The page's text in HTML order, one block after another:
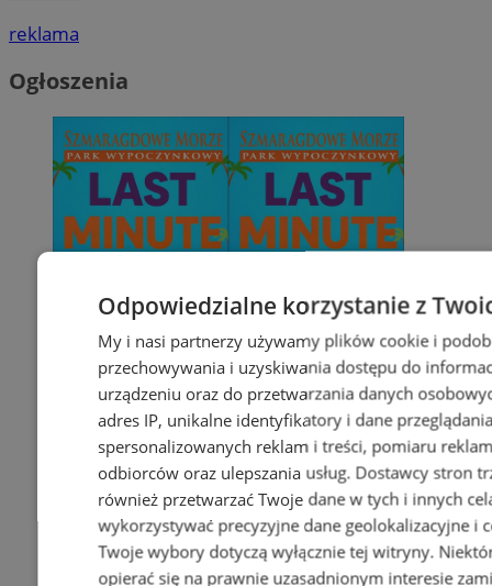
reklama
Ogłoszenia
Odpowiedzialne korzystanie z
My i nasi partnerzy używamy plików cookie i
przechowywania i uzyskiwania dostępu do
urządzeniu oraz do przetwarzania danych
adres IP, unikalne identyfikatory i dane
spersonalizowanych reklam i treści, pomiaru
odbiorców oraz ulepszania usług. Dostawcy stron
również przetwarzać Twoje dane w tych i innych
wykorzystywać precyzyjne dane geolokalizacyjne i
Twoje wybory dotyczą wyłącznie tej witryny.
opierać się na prawnie uzasadnionym interesie